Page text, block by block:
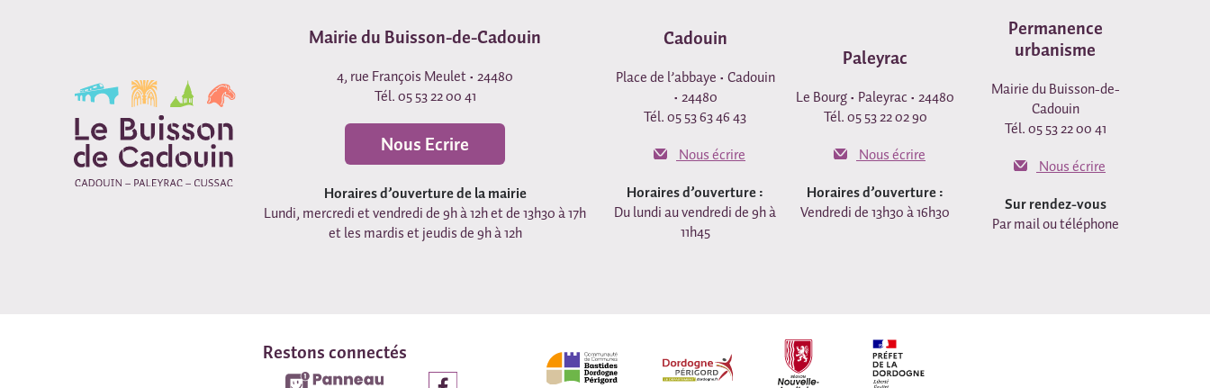
Mairie du Buisson-de-Cadouin
4, rue François Meulet • 24480
Tél. 05 53 22 00 41
Nous Ecrire
Horaires d’ouverture de la mairie
Lundi, mercredi et vendredi de 9h à 12h et de 13h30 à 17h
et les mardis et jeudis de 9h à 12h
Cadouin
Place de l’abbaye • Cadouin
• 24480
Tél. 05 53 63 46 43
Nous écrire
Horaires d’ouverture :
Du lundi au vendredi de 9h à
11h45
Paleyrac
Le Bourg • Paleyrac • 24480
Tél. 05 53 22 02 90
Nous écrire
Horaires d’ouverture :
Vendredi de 13h30 à 16h30
Permanence
urbanisme
Mairie du Buisson-de-
Cadouin
Tél. 05 53 22 00 41
Nous écrire
Sur rendez-vous
Par mail ou téléphone
Restons connectés